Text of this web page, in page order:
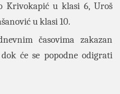
u klasi 6, Uroš
u klasi 10.
časovima zakazan
će se popodne odigrati